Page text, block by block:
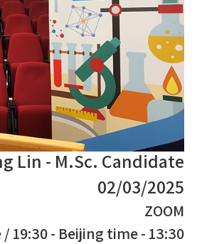
Lin - M.Sc. Candidate
02/03/2025
ZOOM
13:30 - Jerusalem time / 19:30 - Beijing time